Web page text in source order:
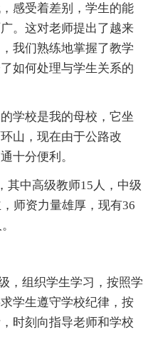
感受着差别，学生的能
。这对老师提出了越来
我们熟练地掌握了教学
如何处理与学生关系的
校是我的母校，它坐
山，现在由于公路改
十分便利。
中高级教师15人，中级
师资力量雄厚，现有36
组织学生学习，按照学
学生遵守学校纪律，按
时刻向指导老师和学校